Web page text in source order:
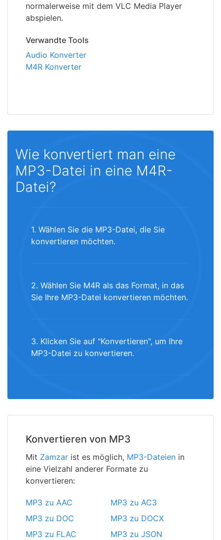
normalerweise mit dem VLC Media Player
abspielen.
Verwandte Tools
Audio Konverter
M4R Konverter
Wie konvertiert man eine
MP3-Datei in eine M4R-
Datei?
1. Wählen Sie die MP3-Datei, die Sie
konvertieren möchten.
2. Wählen Sie M4R als das Format, in das
Sie Ihre MP3-Datei konvertieren möchten.
3. Klicken Sie auf "Konvertieren", um Ihre
MP3-Datei zu konvertieren.
Konvertieren von MP3
Mit Zamzar ist es möglich, MP3-Dateien in
eine Vielzahl anderer Formate zu
konvertieren:
MP3 zu AAC
MP3 zu AC3
MP3 zu DOC
MP3 zu DOCX
MP3 zu FLAC
MP3 zu JSON